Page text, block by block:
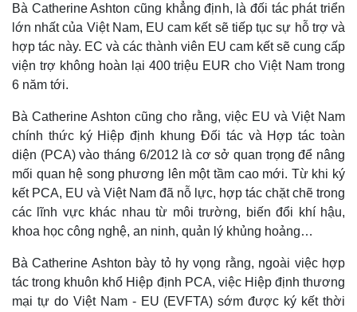
Bà Catherine Ashton cũng khẳng định, là đối tác phát triển
lớn nhất của Việt Nam, EU cam kết sẽ tiếp tục sự hỗ trợ và
hợp tác này. EC và các thành viên EU cam kết sẽ cung cấp
viện trợ không hoàn lại 400 triệu EUR cho Việt Nam trong
6 năm tới.
Bà Catherine Ashton cũng cho rằng, việc EU và Việt Nam
chính thức ký Hiệp định khung Đối tác và Hợp tác toàn
diện (PCA) vào tháng 6/2012 là cơ sở quan trọng để nâng
mối quan hệ song phương lên một tầm cao mới. Từ khi ký
kết PCA, EU và Việt Nam đã nỗ lực, hợp tác chặt chẽ trong
các lĩnh vực khác nhau từ môi trường, biến đổi khí hậu,
khoa học công nghệ, an ninh, quản lý khủng hoảng…
Bà Catherine Ashton bày tỏ hy vọng rằng, ngoài việc hợp
tác trong khuôn khổ Hiệp định PCA, việc Hiệp định thương
mại tự do Việt Nam - EU (EVFTA) sớm được ký kết thời